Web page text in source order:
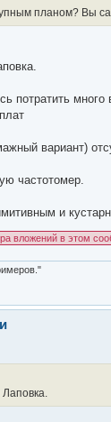
планом? Вы
потратить много
вариант)
частотомер.
и
вложений в этом